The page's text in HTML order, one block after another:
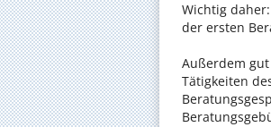
Wichtig
der ersten
Außerdem
Tätigkeiten